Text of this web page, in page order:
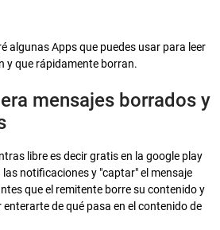
algunas Apps que puedes usar para leer
y que rápidamente borran.
mensajes borrados y
libre es decir gratis en la google play
notificaciones y "captar" el mensaje
que el remitente borre su contenido y
de qué pasa en el contenido de